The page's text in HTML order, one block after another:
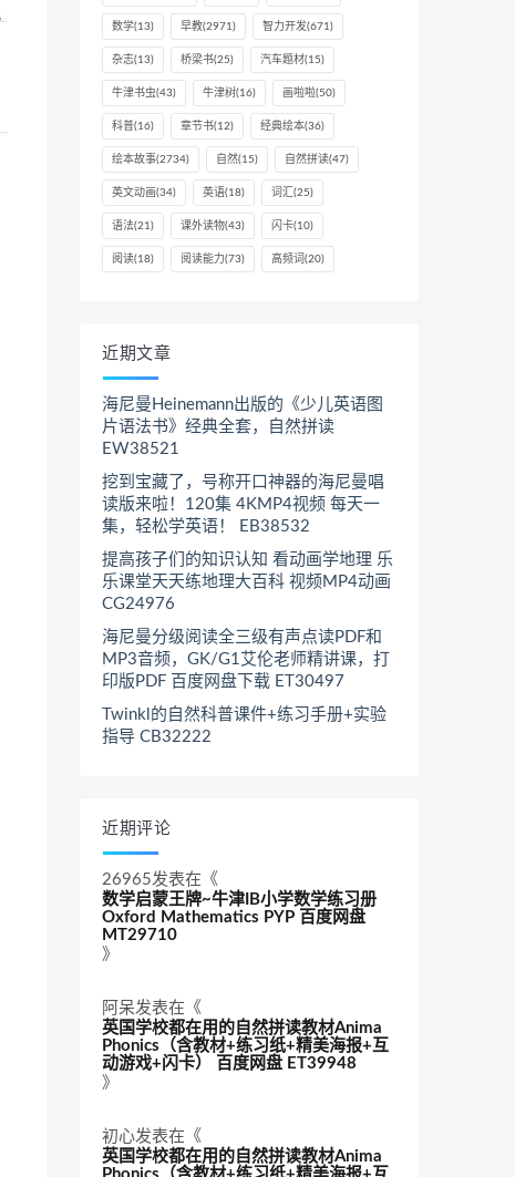
数学(13) 早教(2971) 智力开发(671)
杂志(13) 桥梁书(25) 汽车题材(15)
牛津书虫(43) 牛津树(16) 画啦啦(50)
科普(16) 章节书(12) 经典绘本(36)
绘本故事(2734) 自然(15) 自然拼读(47)
英文动画(34) 英语(18) 词汇 (25)
语法(21) 课外读物(43) 闪卡(10)
阅读(18) 阅读能力 (73) 高频词 (20)
近期文章
海尼曼Heinemann出版的《少儿英语图
片语法书》经典全套，自然拼读
EW38521
挖到宝藏了，号称开口神器的海尼曼唱
读版来啦！120集 4KMP4视频 每天一
集，轻松学英语！ EB38532
提高孩子们的知识认知 看动画学地理 乐
乐课堂天天练地理大百科 视频MP4动画
CG24976
海尼曼分级阅读全三级有声点读PDF和
MP3音频，GK/G1艾伦老师精讲课，打
印版PDF 百度网盘下载 ET30497
Twinkl的自然科普课件+练习手册+实验
指导 CB32222
近期评论
26965发表在《
数学启蒙王牌~牛津IB小学数学练习册
Oxford Mathematics PYP 百度网盘
MT29710
》
阿呆发表在《
英国学校都在用的自然拼读教材Anima
Phonics（含教材+练习纸+精美海报+互
动游戏+闪卡） 百度网盘 ET39948
》
初心发表在《
英国学校都在用的自然拼读教材Anima